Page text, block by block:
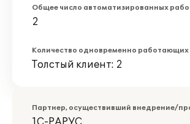
Общее число автоматизированных
2
Количество одновременно работающих
Толстый клиент: 2
Партнер, осуществивший внедрение/